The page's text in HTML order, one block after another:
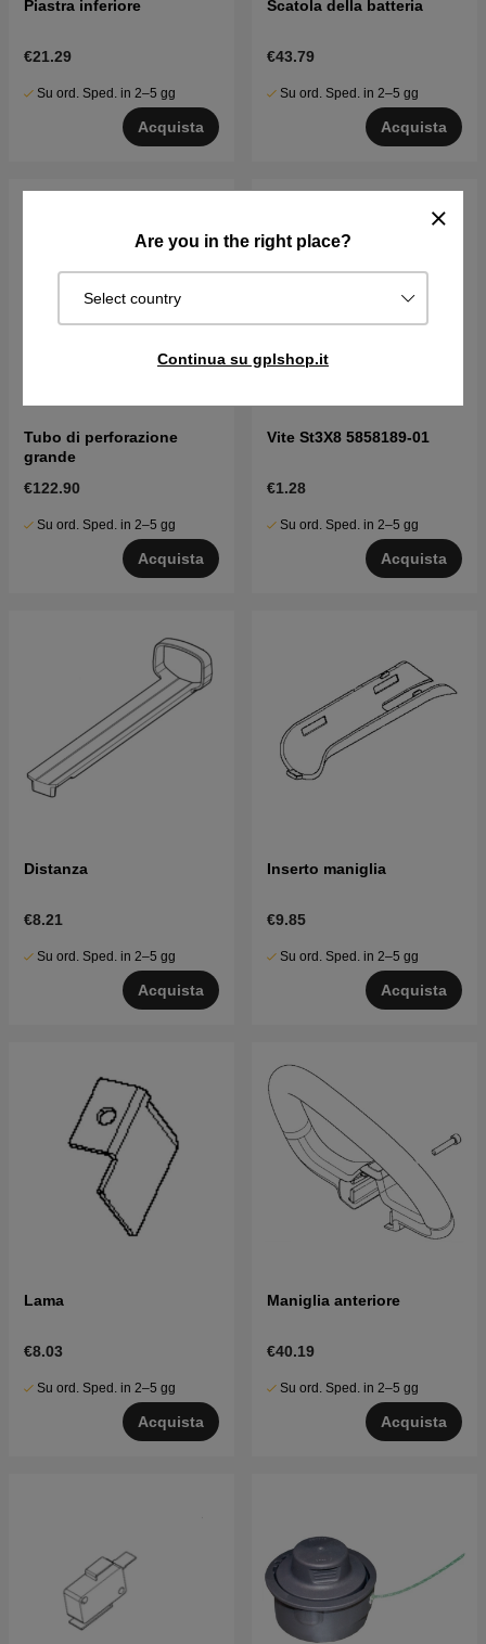
Are you in the right place?
Select country
Continua su gplshop.it
Piastra inferiore
€21.29
Su ord. Sped. in 2–5 gg
Acquista
Scatola della batteria
€43.79
Su ord. Sped. in 2–5 gg
Acquista
Tubo di perforazione
grande
€122.90
Su ord. Sped. in 2–5 gg
Acquista
Vite St3X8 5858189-01
€1.28
Su ord. Sped. in 2–5 gg
Acquista
Distanza
€8.21
Su ord. Sped. in 2–5 gg
Acquista
Inserto maniglia
€9.85
Su ord. Sped. in 2–5 gg
Acquista
Lama
€8.03
Su ord. Sped. in 2–5 gg
Acquista
Maniglia anteriore
€40.19
Su ord. Sped. in 2–5 gg
Acquista